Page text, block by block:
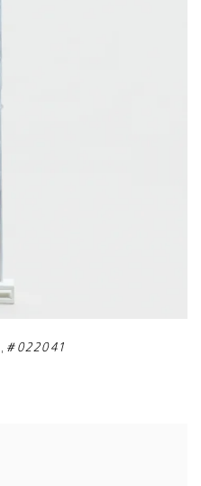
, #022041